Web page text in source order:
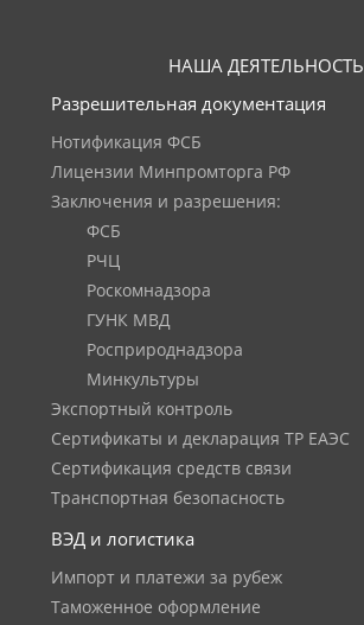
НАША ДЕЯТЕЛЬНОСТЬ
Разрешительная документация
Нотификация ФСБ
Лицензии Минпромторга РФ
Заключения и разрешения:
ФСБ
РЧЦ
Роскомнадзора
ГУНК МВД
Росприроднадзора
Минкультуры
Экспортный контроль
Сертификаты и декларация ТР ЕАЭС
Сертификация средств связи
Транспортная безопасность
ВЭД и логистика
Импорт и платежи за рубеж
Таможенное оформление